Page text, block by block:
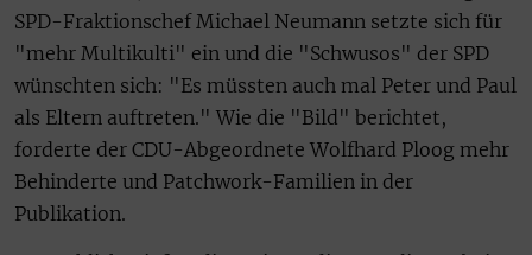
SPD-Fraktionschef Michael Neumann setzte sich für
"mehr Multikulti" ein und die "Schwusos" der SPD
wünschten sich: "Es müssten auch mal Peter und Paul
als Eltern auftreten." Wie die "Bild" berichtet,
forderte der CDU-Abgeordnete Wolfhard Ploog mehr
Behinderte und Patchwork-Familien in der
Publikation.